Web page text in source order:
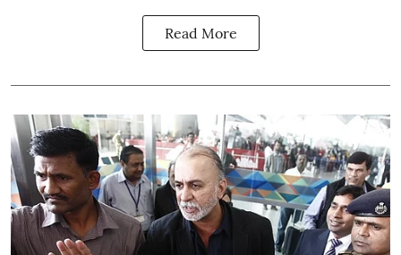
Read More